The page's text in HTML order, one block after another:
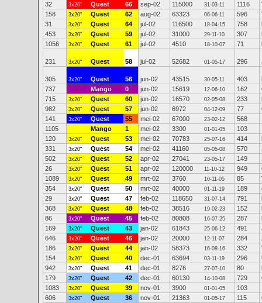
32 3x26" Quest 66 sep-02 115000 31-03-11 1116
158
3x20" Quest 62 aug-02 63323 06-06-11 596
31
3x20" Quest 64 jul-02 116500 18-04-15 758
453
3x20" Quest 59 jul-02 31000 29-11-10 307
1056
3x20" Quest 61 jul-02 4510 18-10-07 71
231 3x20" Quest 58 jul-02 52682 01-05-17 296
305 3x20" Quest 56 jun-02 43515 30-05-11 403
737
Mango 0 jun-02 15619 12-06-10 162
715
3x20" Quest 60 jun-02 16570 02-05-08 233
982
3x20" Quest 57 jun-02 6972 04-12-09 77
141
3x20" Quest 55 mei-02 67000 23-02-12
568
1105
Mango 1 mei-02 3300 01-01-05
103
120
3x20" Quest 53 mei-02 70783 25-07-16 414
331
3x20" Quest 54 mei-02 41160 05-05-08 570
502
3x20" Quest 52 apr-02 27041 23-05-17 149
26
3x20" Quest 51 apr-02 120000 11-10-12 949
1089
3x20" Quest 49 mrt-02 3760 10-11-05 85
354
3x20" Quest 50 mrt-02 40000 01-11-19 189
29
3x20" Quest 47 feb-02 118650 31-07-14 791
368
3x20" Quest 48 feb-02 38516 19-02-23 152
86
3x20" Quest 45 feb-02 80808 16-07-25 287
169
3x20" Quest 43 jan-02 61843 25-06-12 491
646
3x20" Quest 46 jan-02 20000 12-11-07 284
186
3x20" Quest 44 jan-02 58373 16-08-16 332
154
3x20" Quest 40 dec-01 63694 03-11-19 296
942
3x20" Quest 41 dec-01 8276 27-07-10 80
179
3x20" Quest 42 dec-01 60130 14-10-08 729
1083
3x20" Quest 39 nov-01 3900 01-01-05
103
606
3x20" Quest 36 nov-01 21363 01-05-17 115